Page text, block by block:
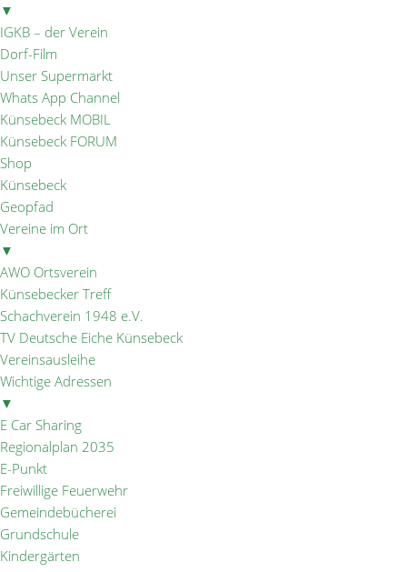
▼
IGKB – der Verein
Dorf-Film
Unser Supermarkt
Whats App Channel
Künsebeck MOBIL
Künsebeck FORUM
Shop
Künsebeck
Geopfad
Vereine im Ort
▼
AWO Ortsverein
Künsebecker Treff
Schachverein 1948 e.V.
TV Deutsche Eiche Künsebeck
Vereinsausleihe
Wichtige Adressen
▼
E Car Sharing
Regionalplan 2035
E-Punkt
Freiwillige Feuerwehr
Gemeindebücherei
Grundschule
Kindergärten